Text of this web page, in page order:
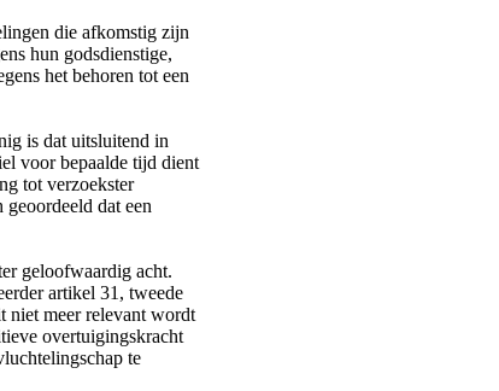
die afkomstig zijn
hun godsdienstige,
het behoren tot een
is dat uitsluitend in
voor bepaalde tijd dient
tot verzoekster
dat een
geloofwaardig acht.
artikel 31, tweede
niet meer relevant wordt
overtuigingskracht
te